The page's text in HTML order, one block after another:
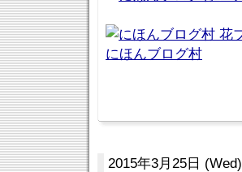
にほんブログ村
2015年3月25日 (Wed)